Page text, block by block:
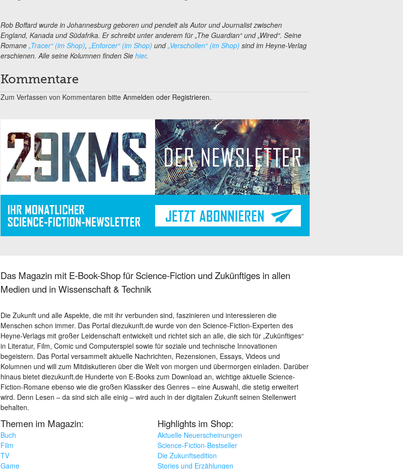
Rob Boffard wurde in Johannesburg geboren und pendelt als Autor und Journalist zwischen
England, Kanada und Südafrika. Er schreibt unter anderem für „The Guardian“ und „Wired“. Seine
Romane „Tracer“ (im Shop), „Enforcer“ (im Shop) und„Verschollen“ (im Shop) sind im Heyne-Verlag
erschienen. Alle seine Kolumnen finden Sie hier.
Kommentare
Zum Verfassen von Kommentaren bitte Anmelden oder Registrieren.
Das Magazin mit E-Book-Shop für Science-Fiction und Zukünftiges in allen
Medien und in Wissenschaft & Technik
Die Zukunft und alle Aspekte, die mit ihr verbunden sind, faszinieren und interessieren die
Menschen schon immer. Das Portal diezukunft.de wurde von den Science-Fiction-Experten des
Heyne-Verlags mit großer Leidenschaft entwickelt und richtet sich an alle, die sich für „Zukünftiges“
in Literatur, Film, Comic und Computerspiel sowie für soziale und technische Innovationen
begeistern. Das Portal versammelt aktuelle Nachrichten, Rezensionen, Essays, Videos und
Kolumnen und will zum Mitdiskutieren über die Welt von morgen und übermorgen einladen. Darüber
hinaus bietet diezukunft.de Hunderte von E-Books zum Download an, wichtige aktuelle Science-
Fiction-Romane ebenso wie die großen Klassiker des Genres – eine Auswahl, die stetig erweitert
wird. Denn Lesen – da sind sich alle einig – wird auch in der digitalen Zukunft seinen Stellenwert
behalten.
Themen im Magazin:
Buch
Film
TV
Game
Highlights im Shop:
Aktuelle Neuerscheinungen
Science-Fiction-Bestseller
Die Zukunftsedition
Stories und Erzählungen